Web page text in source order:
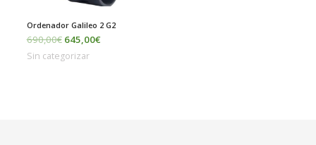
Ordenador Galileo 2 G2
690,00€ 645,00€
Sin categorizar